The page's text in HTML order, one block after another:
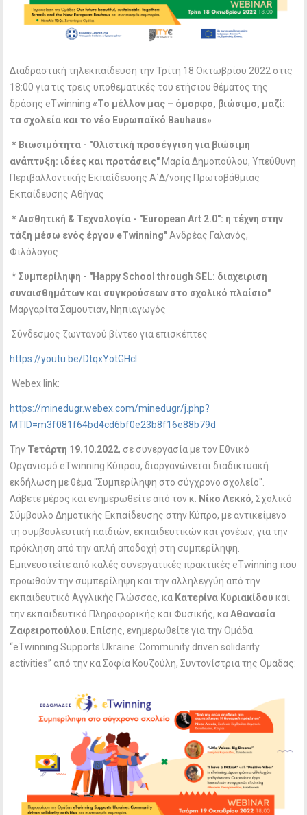
Διαδραστική τηλεκπαίδευση την Τρίτη 18 Οκτωβρίου 2022 στις
18:00 για τις τρεις υποθεματικές του ετήσιου θέματος της
δράσης eTwinning«Το μέλλον μας – όμορφο, βιώσιμο, μαζί:
τα σχολεία και το νέο Ευρωπαϊκό Bauhaus»
* Βιωσιμότητα - "Ολιστική προσέγγιση για βιώσιμη
ανάπτυξη: ιδέες και προτάσεις" Μαρία Δημοπούλου, Υπεύθυνη
Περιβαλλοντικής Εκπαίδευσης Α΄Δ/νσης Πρωτοβάθμιας
Εκπαίδευσης Αθήνας
* Αισθητική & Τεχνολογία - "European Art 2.0": η τέχνη στην
τάξη μέσω ενός έργου eTwinning"Ανδρέας Γαλανός,
Φιλόλογος
* Συμπερίληψη - "Happy School through SEL: διαχειριση
συναισθημάτων και συγκρούσεων στο σχολικό πλαίσιο"
Μαργαρίτα Σαμουτιάν, Νηπιαγωγός
Σύνδεσμος ζωντανού βίντεο για επισκέπτες
https://youtu.be/DtqxYotGHcI
Webex link:
https://minedugr.webex.com/minedugr/j.php?
MTID=m3f081f64bd4cd6bf0e23b8f16e88b79d
Την Τετάρτη 19.10.2022, σε συνεργασία με τον Εθνικό
Οργανισμό eTwinning Κύπρου, διοργανώνεται διαδικτυακή
εκδήλωση με θέμα "Συμπερίληψη στο σύγχρονο σχολείο".
Λάβετε μέρος και ενημερωθείτε από τον κ.
Νίκο Λεκκό, Σχολικό
Σύμβουλο Δημοτικής Εκπαίδευσης στην Κύπρο, με αντικείμενο
τη συμβουλευτική παιδιών, εκπαιδευτικών και γονέων, για την
πρόκληση από την απλή αποδοχή στη συμπερίληψη.
Εμπνευστείτε από καλές συνεργατικές πρακτικές eTwinning που
προωθούν την συμπερίληψη και την αλληλεγγύη από την
εκπαιδευτικό Αγγλικής Γλώσσας, κα Κατερίνα Κυριακίδου και
την εκπαιδευτικό Πληροφορικής και Φυσικής, καΑθανασία
Ζαφειροπούλου . Επίσης, ενημερωθείτε για την Ομάδα
“eTwinning Supports Ukraine: Community driven solidarity
activities” από την κα Σοφία Κουζούλη, Συντονίστρια της Ομάδας: